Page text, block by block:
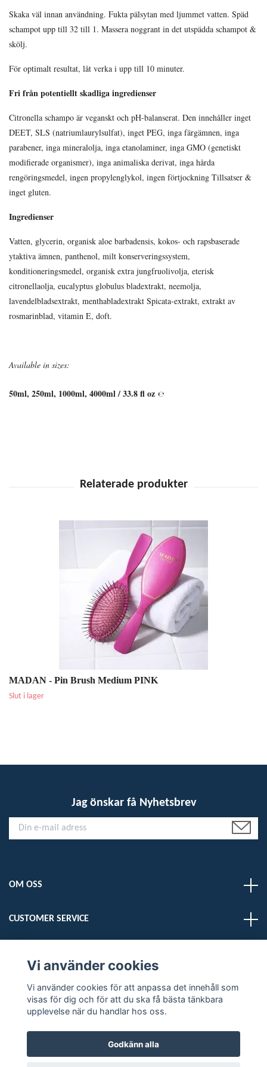
Skaka väl innan användning. Fukta pälsytan med ljummet vatten. Späd
schampot upp till 32 till 1. Massera noggrant in det utspädda schampot &
skölj.
För optimalt resultat, låt verka i upp till 10 minuter.
Fri från potentiellt skadliga ingredienser
Citronella schampo är veganskt och pH-balanserat. Den innehåller inget
DEET, SLS (natriumlaurylsulfat), inget PEG, inga färgämnen, inga
parabener, inga mineralolja, inga etanolaminer, inga GMO (genetiskt
modifierade organismer), inga animaliska derivat, inga hårda
rengöringsmedel, ingen propylenglykol, ingen förtjockning Tillsatser &
inget gluten.
Ingredienser
Vatten, glycerin, organisk aloe barbadensis, kokos- och rapsbaserade
ytaktiva ämnen, panthenol, milt konserveringssystem,
konditioneringsmedel, organisk extra jungfruolivolja, eterisk
citronellaolja, eucalyptus globulus bladextrakt, neemolja,
lavendelbladsextrakt, menthabladextrakt Spicata-extrakt, extrakt av
rosmarinblad, vitamin E, doft.
Available in sizes:
50ml, 250ml, 1000ml, 4000ml / 33.8 fl oz ℮
MADAN - Pin Brush Medium PINK
Slut i lager
Jag önskar få Nyhetsbrev
OM OSS
CUSTOMER SERVICE
Sociala medier
Vi använder cookies
Vi använder cookies för att anpassa det innehåll som
visas för dig och för att du ska få bästa tänkbara
upplevelse när du handlar hos oss.
Godkänn alla